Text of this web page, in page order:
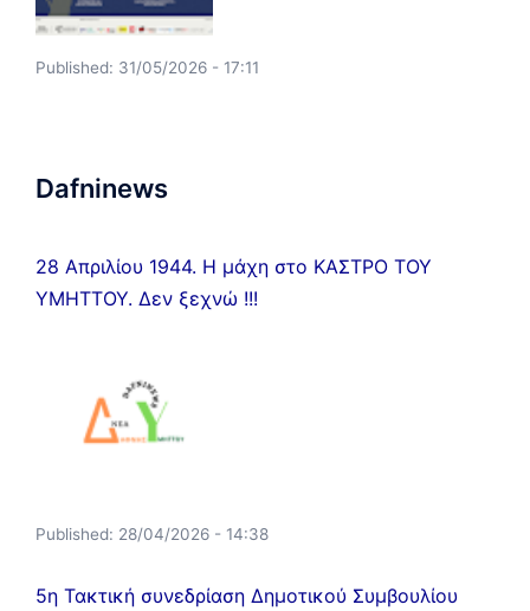
Published: 31/05/2026 - 17:11
Dafninews
28 Απριλίου 1944. Η μάχη στο ΚΑΣΤΡΟ ΤΟΥ
ΥΜΗΤΤΟΥ. Δεν ξεχνώ !!!
Published: 28/04/2026 - 14:38
5η Τακτική συνεδρίαση Δημοτικού Συμβουλίου